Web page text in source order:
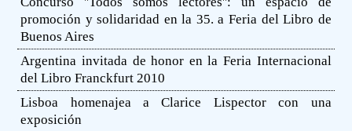
promoción y solidaridad en la 35. a Feria del Libro de
Buenos Aires
Argentina invitada de honor en la Feria Internacional
del Libro Franckfurt 2010
Lisboa homenajea a Clarice Lispector con una
exposición